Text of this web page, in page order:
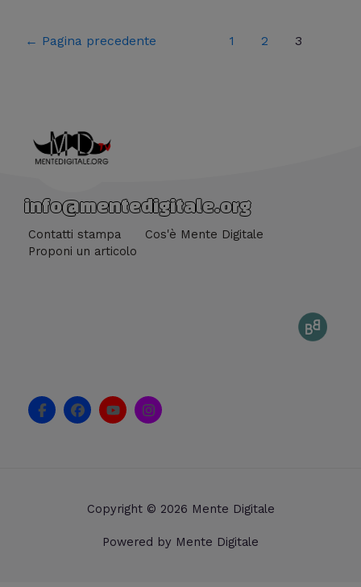
← Pagina precedente 1 2 3
info@mentedigitale.org
Contatti stampa
Cos'è Mente Digitale
Proponi un articolo
F
a
F
a
Y
o
I
n
m
Copyright © 2026 Mente Digitale
Powered by Mente Digitale